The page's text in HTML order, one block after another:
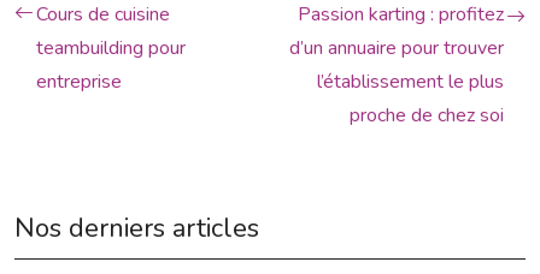
Cours de cuisine
teambuilding pour
entreprise
Passion karting : profitez
d’un annuaire pour trouver
l’établissement le plus
proche de chez soi
Nos derniers articles